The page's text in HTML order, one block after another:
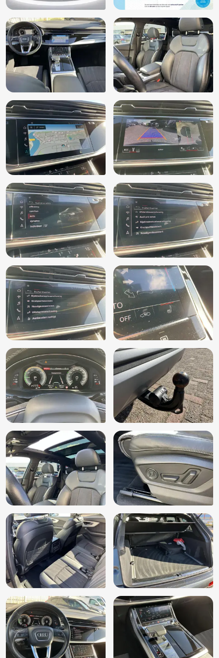
Elektrisch verstelbare bestuurdersstoel
Elektrisch verstelbare passagiersstoel
Elektronisch Stabiliteits Programma
Geldige APK
Hill hold functie
Hoofd airbag(s) achter
Hoofd airbag(s) voor
Hoofdsteunen actief
Instructieboekjes aanwezig
Interieurvoorverwarming (PK6)
Keyless start
Kruisend verkeer detectie
LED achterlichten
LED dagrijverlichting
Lederen stuurwiel en versnellingspook
Lederpakket onder (7HJ)
Lendesteunen (verstelbaar)
Middenarmsteun vóór, comfort (6E6)
Multimedia-voorbereiding
Oplaadmogelijkheid
Parkeerassistent (7X5)
Parkeerhulp vóór en achter (7X2)
Parkeersensor achter
Passagiersairbag
Regensensor
Rijstrooksensor
Rookvrij
Ruitensproeiers verwarmbaar
S-Line exterieur
Schakelmogelijkheid aan stuurwiel
Scheidingsnet (3CX)
Sportstoelen
Start/stop systeem
Stuurbekrachtiging
Stuur verstelbaar
Stuurwiel multifunctioneel
Uitwijk assistent
Verkeersbord detectie
Volledig digitaal instrumentenpaneel
Warmtewerend glas
WiFi voorbereiding
Zij airbag(s) voor